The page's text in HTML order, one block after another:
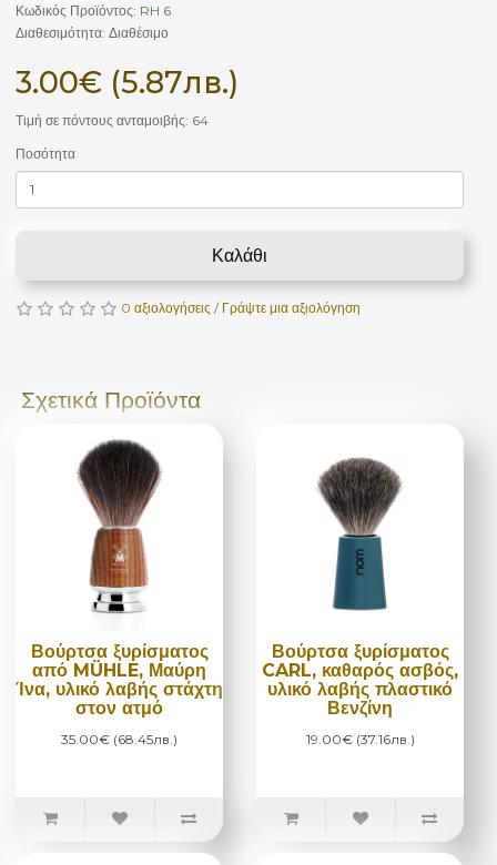
Κωδικός Προϊόντος: RH 6
Διαθεσιμότητα: Διαθέσιμο
3.00€ (5.87лв.)
Τιμή σε πόντους ανταμοιβής: 64
Ποσότητα
Καλάθι
0 αξιολογήσεις / Γράψτε μια αξιολόγηση
Σχετικά Προϊόντα
Βούρτσα ξυρίσματος
από MÜHLE, Μαύρη
Ίνα, υλικό λαβής στάχτη
στον ατμό
35.00€ (68.45лв.)
Βούρτσα ξυρίσματος
CARL, καθαρός ασβός,
υλικό λαβής πλαστικό
Βενζίνη
19.00€ (37.16лв.)